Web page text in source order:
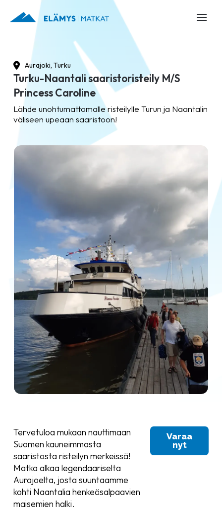
Aurajoki, Turku
Turku-Naantali saaristoristeily M/S
Princess Caroline
Lähde unohtumattomalle risteilylle Turun ja Naantalin
väliseen upeaan saaristoon!
Tervetuloa mukaan nauttimaan
Suomen kauneimmasta
saaristosta risteilyn merkeissä!
Matka alkaa legendaariselta
Aurajoelta, josta suuntaamme
kohti Naantalia henkeäsalpaavien
maisemien halki.
Varaa
nyt